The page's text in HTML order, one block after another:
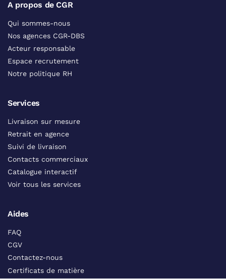
A propos de CGR
Qui sommes-nous
Nos agences CGR-DBS
Acteur responsable
Espace recrutement
Notre politique RH
Services
Livraison sur mesure
Retrait en agence
Suivi de livraison
Contacts commerciaux
Catalogue interactif
Voir tous les services
Aides
FAQ
CGV
Contactez-nous
Certificats de matière